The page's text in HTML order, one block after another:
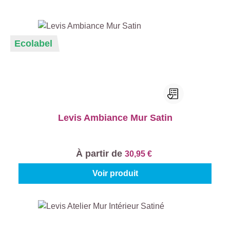
Ecolabel
Levis Ambiance Mur Satin
À partir de 30,95 €
Voir produit